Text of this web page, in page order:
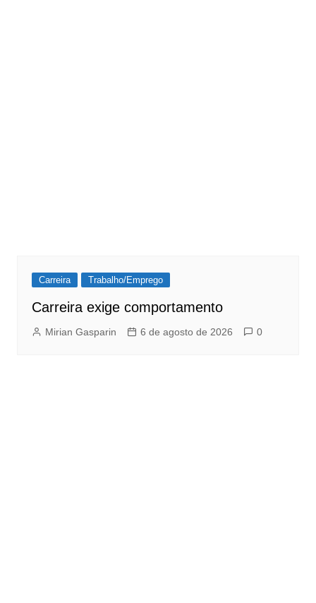
Carreira Trabalho/Emprego
Carreira exige comportamento
Mirian Gasparin 6 de agosto de 2026 0